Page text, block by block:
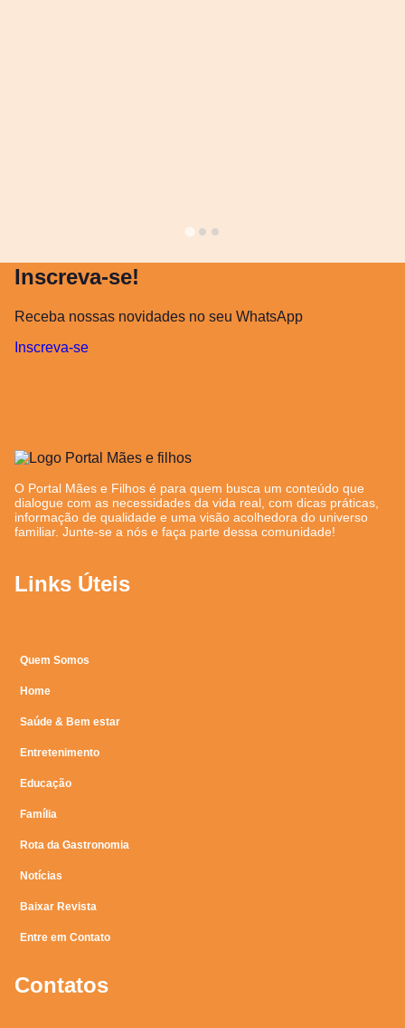
Inscreva-se!
Receba nossas novidades no seu WhatsApp
Inscreva-se
O Portal Mães e Filhos é para quem busca um conteúdo que
dialogue com as necessidades da vida real, com dicas práticas,
informação de qualidade e uma visão acolhedora do universo
familiar. Junte-se a nós e faça parte dessa comunidade!
Links Úteis
Quem Somos
Home
Saúde & Bem estar
Entretenimento
Educação
Família
Rota da Gastronomia
Notícias
Baixar Revista
Entre em Contato
Contatos